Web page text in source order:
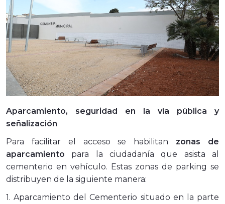
Aparcamiento, seguridad en la vía pública y
señalización
Para facilitar el acceso se habilitan zonas de
aparcamiento para la ciudadanía que asista al
cementerio en vehículo. Estas zonas de parking se
distribuyen de la siguiente manera:
1. Aparcamiento del Cementerio situado en la parte